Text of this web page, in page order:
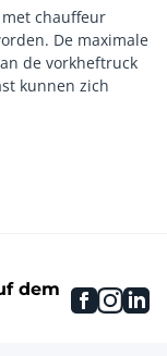
chauffeur
De maximale
de vorkheftruck
kunnen zich
dem